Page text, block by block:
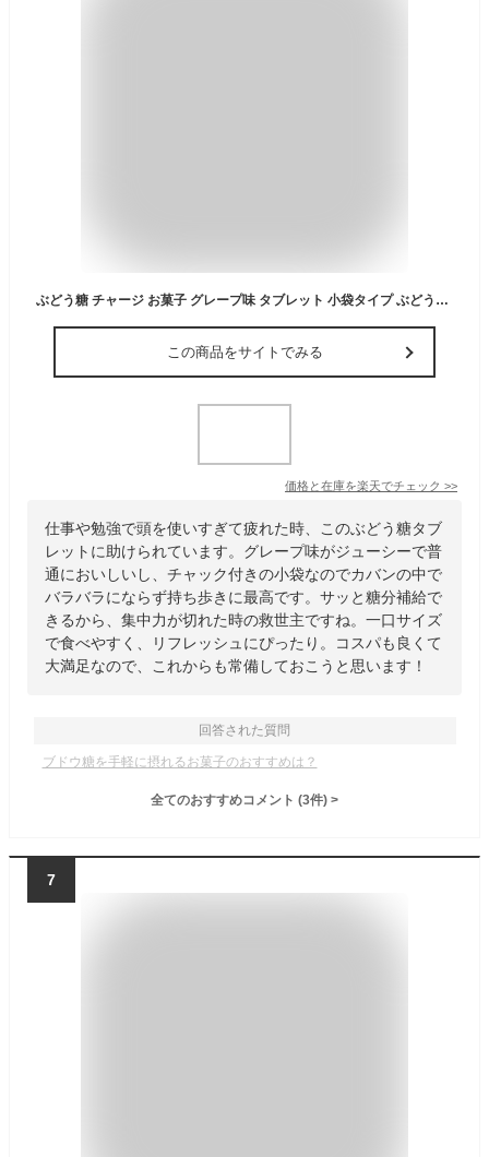
ぶどう糖 チャージ お菓子 グレープ味 タブレット 小袋タイプ ぶどう味 糖分 補給 単糖類 グルコース チャック付き MDホールディングス
この商品をサイトでみる
価格と在庫を楽天でチェック >>
仕事や勉強で頭を使いすぎて疲れた時、このぶどう糖タブ
レットに助けられています。グレープ味がジューシーで普
通においしいし、チャック付きの小袋なのでカバンの中で
バラバラにならず持ち歩きに最高です。サッと糖分補給で
きるから、集中力が切れた時の救世主ですね。一口サイズ
で食べやすく、リフレッシュにぴったり。コスパも良くて
大満足なので、これからも常備しておこうと思います！
回答された質問
ブドウ糖を手軽に摂れるお菓子のおすすめは？
全てのおすすめコメント (3件) >
7